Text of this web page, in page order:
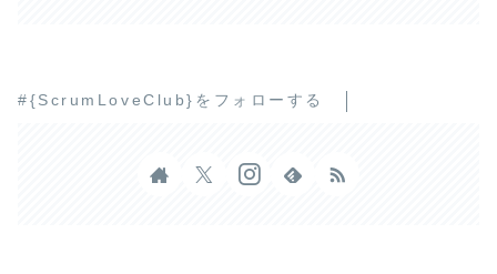
#{ScrumLoveClub}をフォローする